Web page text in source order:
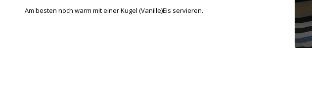
Am besten noch warm mit einer Kugel (Vanille)Eis servieren.